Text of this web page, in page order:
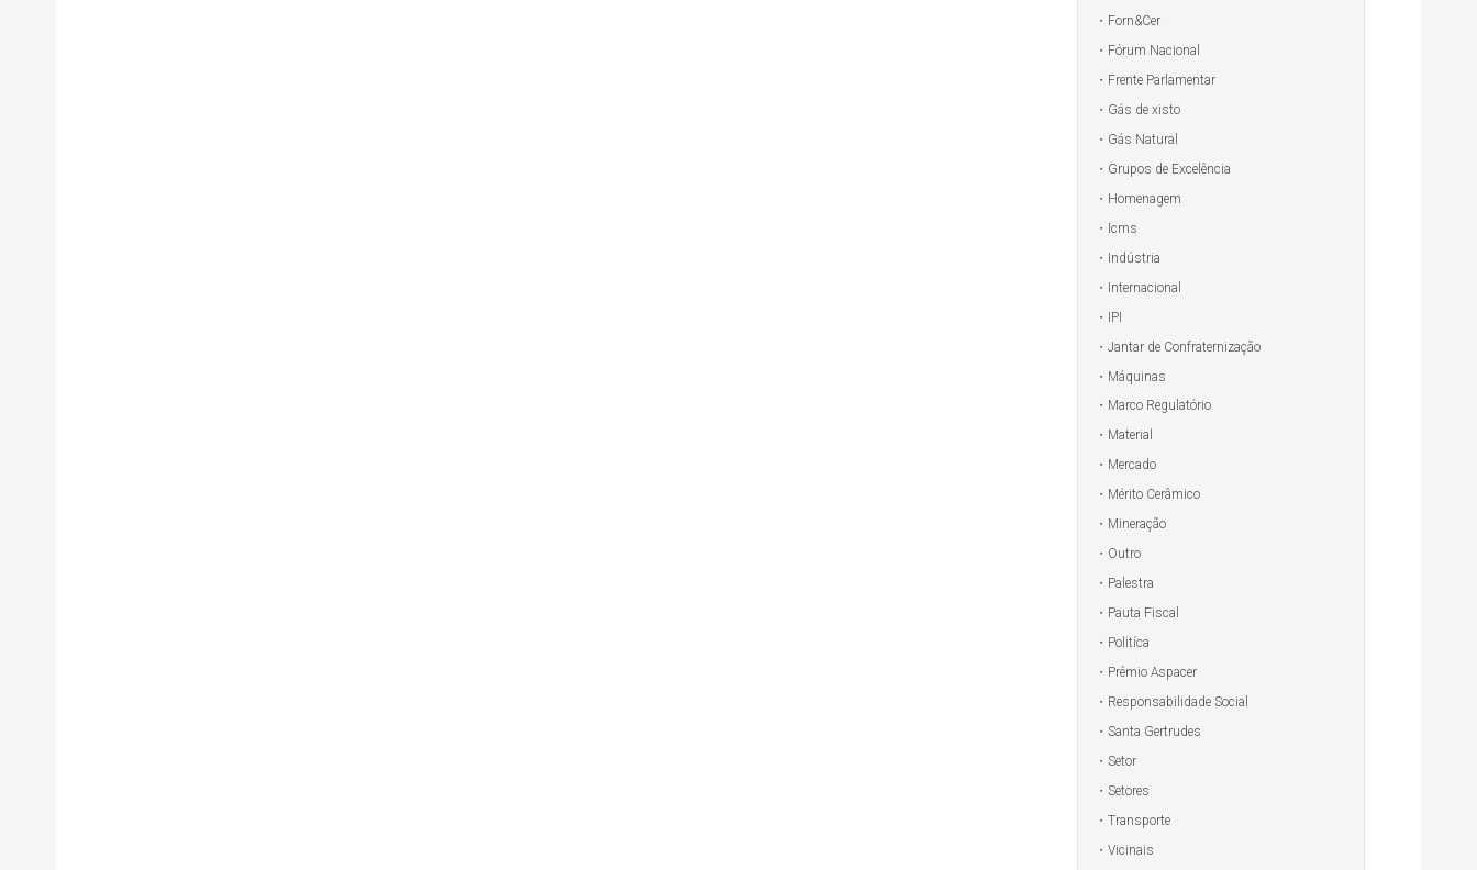
Forn&Cer
Fórum Nacional
Frente Parlamentar
Gás de xisto
Gás Natural
Grupos de Excelência
Homenagem
Icms
Indústria
Internacional
IPI
Jantar de Confraternização
Máquinas
Marco Regulatório
Material
Mercado
Mérito Cerâmico
Mineração
Outro
Palestra
Pauta Fiscal
Politíca
Prêmio Aspacer
Responsabilidade Social
Santa Gertrudes
Setor
Setores
Transporte
Vicinais